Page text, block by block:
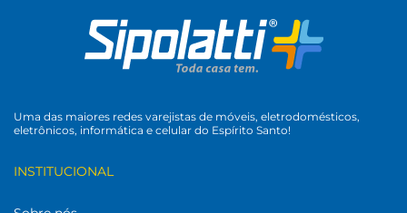
Uma das maiores redes varejistas de móveis, eletrodomésticos,
eletrônicos, informática e celular do Espírito Santo!
INSTITUCIONAL